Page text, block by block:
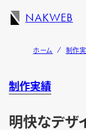
NAKWEB
ホーム 制作
制作実績
明快なデザ